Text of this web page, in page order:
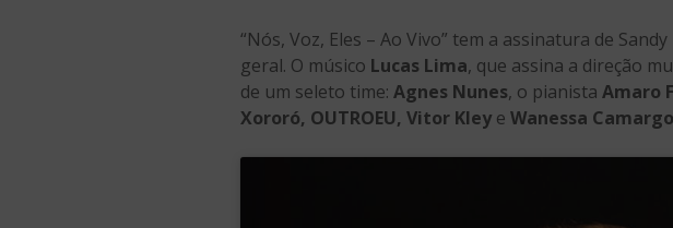
“Nós, Voz, Eles – Ao Vivo” tem a assinatura de
geral. O músico Lucas Lima, que assina a direção
de um seleto time: Agnes Nunes, o pianista Amaro
Xororó, OUTROEU, Vitor Kley e Wanessa Camargo